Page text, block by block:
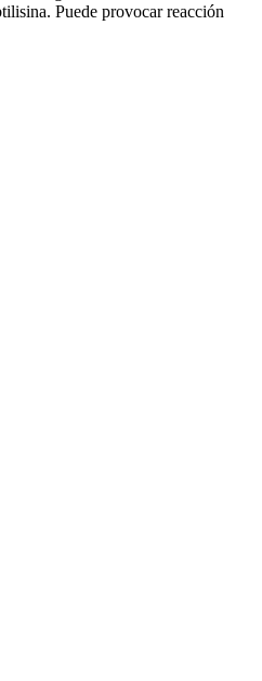
Puede provocar reacción